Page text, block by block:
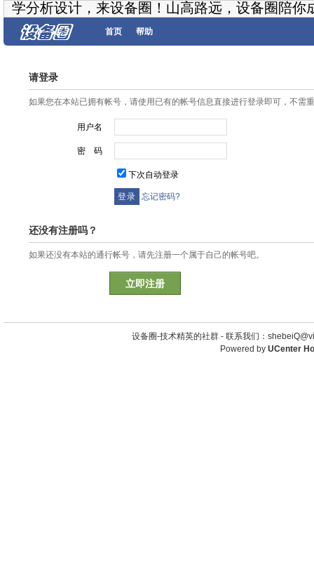
学分析设计，来设备圈！山高路远，设备圈陪你
首页 帮助
请登录
如果您在本站已拥有帐号，请使用已有的帐号信息直接进行登录即可，不需
用户名
密 码
下次自动登录
忘记密码?
还没有注册吗？
如果还没有本站的通行帐号，请先注册一个属于自己的帐号吧。
立即注册
设备圈-技术精英的社群 - 联系我们：
Powered by UCenter